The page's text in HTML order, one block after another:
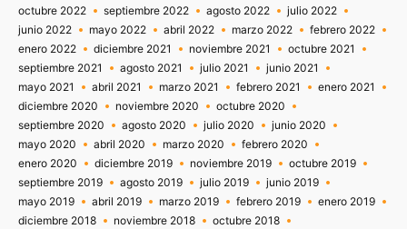
octubre 2022
septiembre 2022 agosto 2022
julio 2022
junio 2022
mayo 2022 abril 2022 marzo 2022
febrero 2022
enero 2022
diciembre 2021 noviembre 2021
octubre 2021
septiembre 2021
agosto 2021 julio 2021
junio 2021
mayo 2021
abril 2021 marzo 2021 febrero 2021
enero 2021
diciembre 2020
noviembre 2020
octubre 2020
septiembre 2020
agosto 2020 julio 2020
junio 2020
mayo 2020
abril 2020 marzo 2020
febrero 2020
enero 2020
diciembre 2019 noviembre 2019
octubre 2019
septiembre 2019
agosto 2019 julio 2019
junio 2019
mayo 2019
abril 2019 marzo 2019 febrero 2019
enero 2019
diciembre 2018
noviembre 2018
octubre 2018